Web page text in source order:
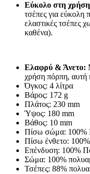
Εύκολο στη
τσέπες για εύκολη
ελαστικές τσέπες
καθένα).
Ελαφρύ & Άνετο:
χρήση πόρπη, αυτή
Όγκος: 4 λίτρα
Βάρος: 172 g
Πλάτος: 230 mm
Ύψος: 180 mm
Βάθος: 10 mm
Πίσω σώμα: 100%
Πίσω ένθετο:
Επένδυση: 100%
Σώμα: 100%
Τσέπες: 88%